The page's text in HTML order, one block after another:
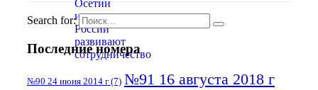
Search for:
Последние номера
№90 24 июня 2014 г (7) №91 16 августа 2018 г